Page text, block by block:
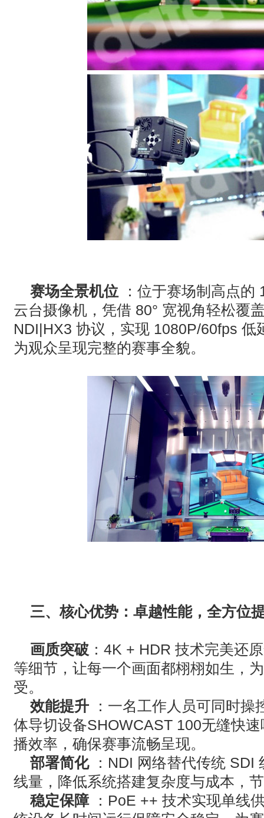
赛场全景机位 ：位于赛场制高点的
云台摄像机，凭借 80° 宽视角轻松覆
NDI|HX3 协议，实现 1080P/60fps 低
为观众呈现完整的赛事全貌。
三、核心优势：卓越性能，全方位
画质突破 ： 4K + HDR 技术完美还
等细节，让每一个画面都栩栩如生，
受。
效能提升
：一名工作人员可同时操
体导切设备SHOWCAST 100无缝快
播效率，确保赛事流畅呈现。
部署简化
： NDI 网络替代传统 SDI
线量，降低系统搭建复杂度与成本，
稳定保障
： PoE ++ 技术实现单线